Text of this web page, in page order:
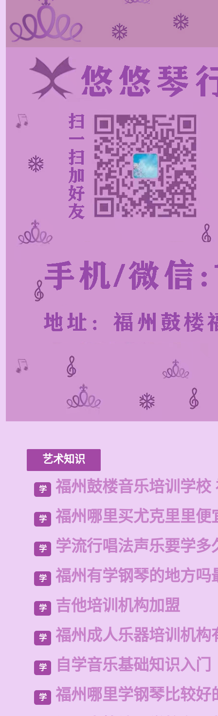
艺术知识
学 福州鼓楼音乐培训学校
学 福州哪里买尤克里里便
学 学流行唱法声乐要学多
学 福州有学钢琴的地方吗
学 吉他培训机构加盟
学 福州成人乐器培训机构
学 自学音乐基础知识入门
学
福州哪里学钢琴比较好